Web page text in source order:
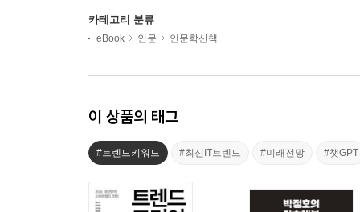
카테고리 분류
eBook 인문 인문학산책
이 상품의 태그
#트렌드키워드 #최신IT트렌드 #미래전망 #챗GPT